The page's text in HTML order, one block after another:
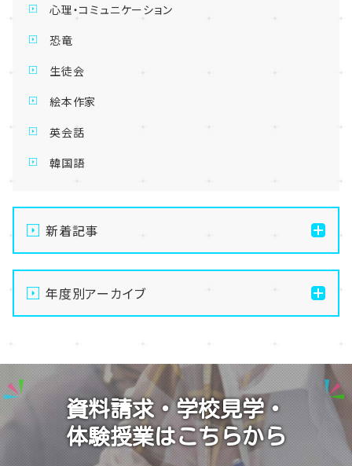
心理・コミュニケーション
恐竜
生徒会
絵本作家
英会話
韓国語
新着記事
【仙台】自分のペースで苦手克服！AI大学進学専攻の魅
力を徹底解説します✨🤖
【仙台】夏季休業のお知らせ
まりました🌻
【仙台】1年生のレクリエーション～仙台市博物館で「伊
達政宗からの挑戦状」に挑戦しました⚔️✨～
【仙台】ホームルームで「TAGIRON（タギロン）」を行い
ました！🧩🔢
年度別アーカイブ
2025
2024
2023
資料請求・学校見学・
体験授業はこちらから